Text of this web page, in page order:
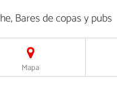
Bares de copas y pubs
Mapa